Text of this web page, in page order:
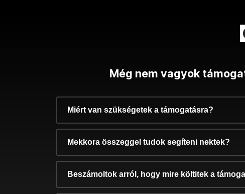
Még nem vagyok
Miért van szükségetek a támogatásra?
Mekkora összeggel tudok segíteni nektek?
Beszámoltok arról, hogy mire költitek a